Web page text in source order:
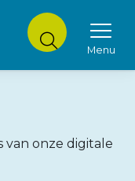
Menu
van onze digitale